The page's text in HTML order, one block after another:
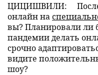
ЦИЦИШВИЛИ:
онлайн на
вы? Планировали ли
пандемии делать
срочно
видите
шоу?